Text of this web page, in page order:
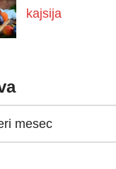
kajsija